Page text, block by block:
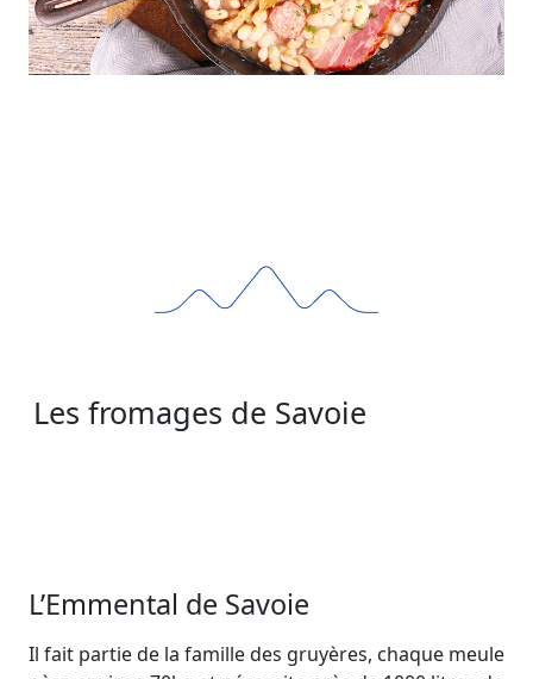
Les fromages de Savoie
L’Emmental de Savoie
Il fait partie de la famille des gruyères, chaque meule